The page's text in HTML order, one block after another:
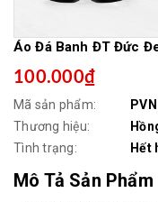
Áo Đá Banh ĐT Đức
100.000₫
Mã sản phẩm:
Thương hiệu:
Tình trạng:
Hết
Mô Tả Sản Phẩm